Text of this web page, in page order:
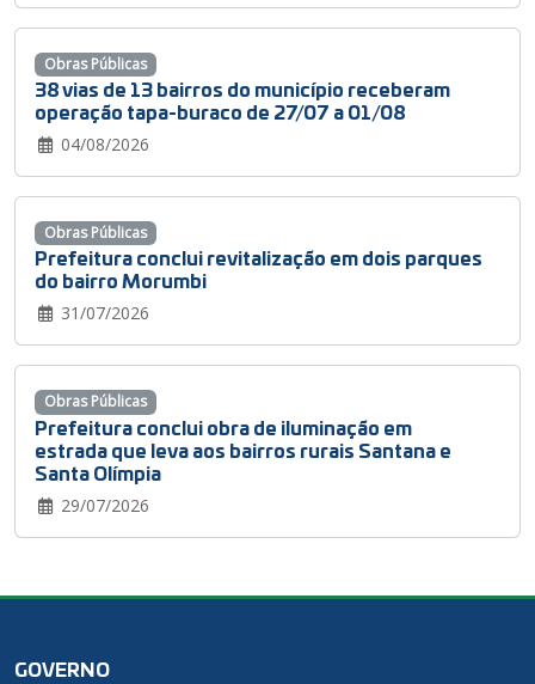
38 vias de 13 bairros do município receberam
operação tapa-buraco de 27/07 a 01/08
04/08/2026
Obras Públicas
Prefeitura conclui revitalização em dois parques
do bairro Morumbi
31/07/2026
Obras Públicas
Prefeitura conclui obra de iluminação em
estrada que leva aos bairros rurais Santana e
Santa Olímpia
29/07/2026
Obras Públicas
GOVERNO